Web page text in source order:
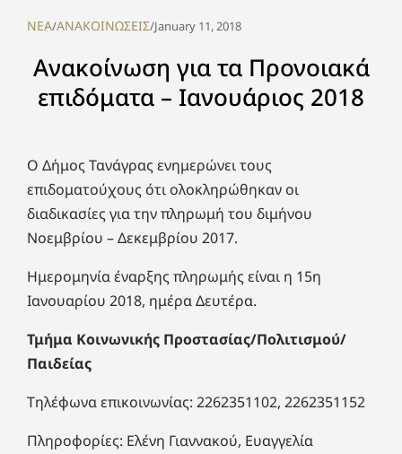
NEA/ΑΝΑΚΟΙΝΩΣΕΙΣ/January 11, 2018
Ανακοίνωση για τα Προνοιακά
επιδόματα – Ιανουάριος 2018
Ο Δήμος Τανάγρας ενημερώνει τους
επιδοματούχους ότι ολοκληρώθηκαν οι
διαδικασίες για την πληρωμή του διμήνου
Νοεμβρίου – Δεκεμβρίου 2017.
Ημερομηνία έναρξης πληρωμής είναι η 15η
Ιανουαρίου 2018, ημέρα Δευτέρα.
Τμήμα Κοινωνικής Προστασίας/Πολιτισμού/
Παιδείας
Τηλέφωνα επικοινωνίας: 2262351102, 2262351152
Πληροφορίες: Ελένη Γιαννακού, Ευαγγελία